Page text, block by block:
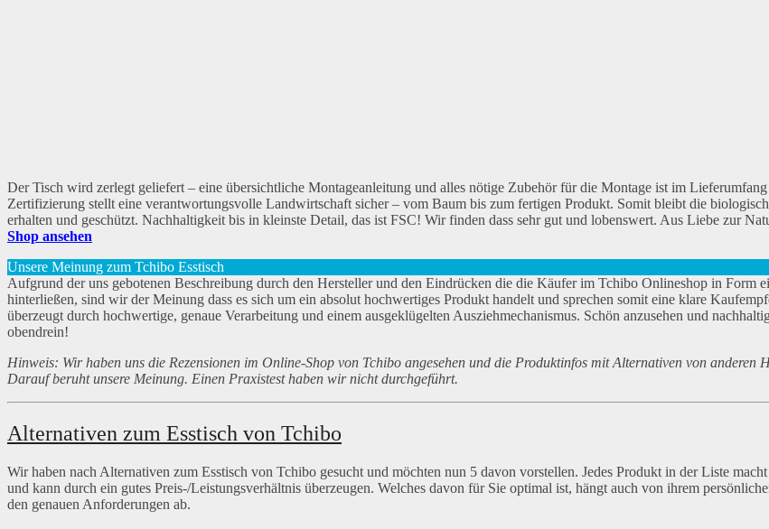
Der Tisch wird zerlegt geliefert – eine übersichtliche Montageanleitung und alles nötige Zubehör für die Montage ist im
Zertifizierung stellt eine verantwortungsvolle Landwirtschaft sicher – vom Baum bis zum fertigen Produkt. Somit bleibt die
erhalten und geschützt. Nachhaltigkeit bis in kleinste Detail, das ist FSC! Wir finden dass sehr gut und lobenswert. Aus Liebe zur
Shop ansehen
Unsere Meinung zum Tchibo Esstisch
Aufgrund der uns gebotenen Beschreibung durch den Hersteller und den Eindrücken die die Käufer im Tchibo Onlineshop in Form
hinterließen, sind wir der Meinung dass es sich um ein absolut hochwertiges Produkt handelt und sprechen somit eine klare
überzeugt durch hochwertige, genaue Verarbeitung und einem ausgeklügelten Ausziehmechanismus. Schön anzusehen und
obendrein!
Hinweis: Wir haben uns die Rezensionen im Online-Shop von Tchibo angesehen und die Produktinfos mit Alternativen von anderen
Darauf beruht unsere Meinung. Einen Praxistest haben wir nicht durchgeführt.
Alternativen zum Esstisch von Tchibo
Wir haben nach Alternativen zum Esstisch von Tchibo gesucht und möchten nun 5 davon vorstellen. Jedes Produkt in der Liste
und kann durch ein gutes Preis-/Leistungsverhältnis überzeugen. Welches davon für Sie optimal ist, hängt auch von ihrem
den genauen Anforderungen ab.